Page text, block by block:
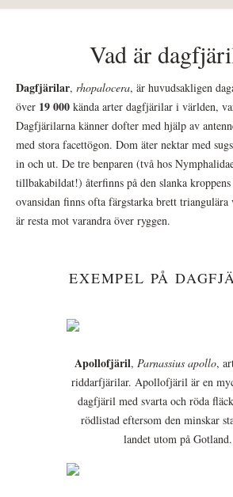
Vad är
Dagfjärilar, rhopalocera, är huvudsakligen
över 19 000 kända arter dagfjärilar i världen,
Dagfjärilarna känner dofter med hjälp av
med stora facettögon. Dom äter nektar med
in och ut. De tre benparen (två hos
tillbakabildat!) återfinns på den slanka
ovansidan finns ofta färgstarka brett
är resta mot varandra över ryggen.
EXEMPEL PÅ
Apollofjäril, Parnassius apollo,
riddarfjärilar. Apollofjäril är en
dagfjäril med svarta och röda
rödlistad eftersom den minskar
landet utom på Gotland.